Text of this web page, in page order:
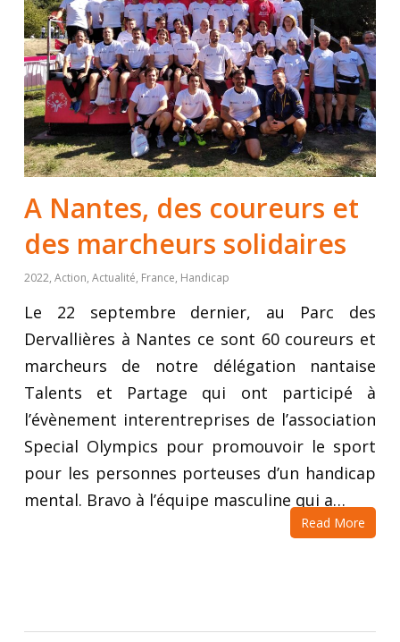
A Nantes, des coureurs et
des marcheurs solidaires
2022, Action, Actualité, France, Handicap
Le 22 septembre dernier, au Parc des
Dervallières à Nantes ce sont 60 coureurs et
marcheurs de notre délégation nantaise
Talents et Partage qui ont participé à
l’évènement interentreprises de l’association
Special Olympics pour promouvoir le sport
pour les personnes porteuses d’un handicap
mental. Bravo à l’équipe masculine qui a…
Read More